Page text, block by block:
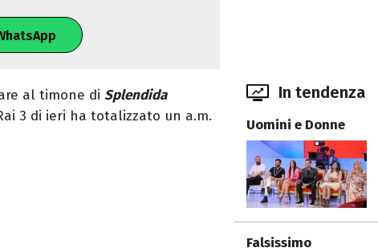
al timone di Splendida
3 di ieri ha totalizzato un a.m.
In tendenza
Uomini e Donne
Falsissimo